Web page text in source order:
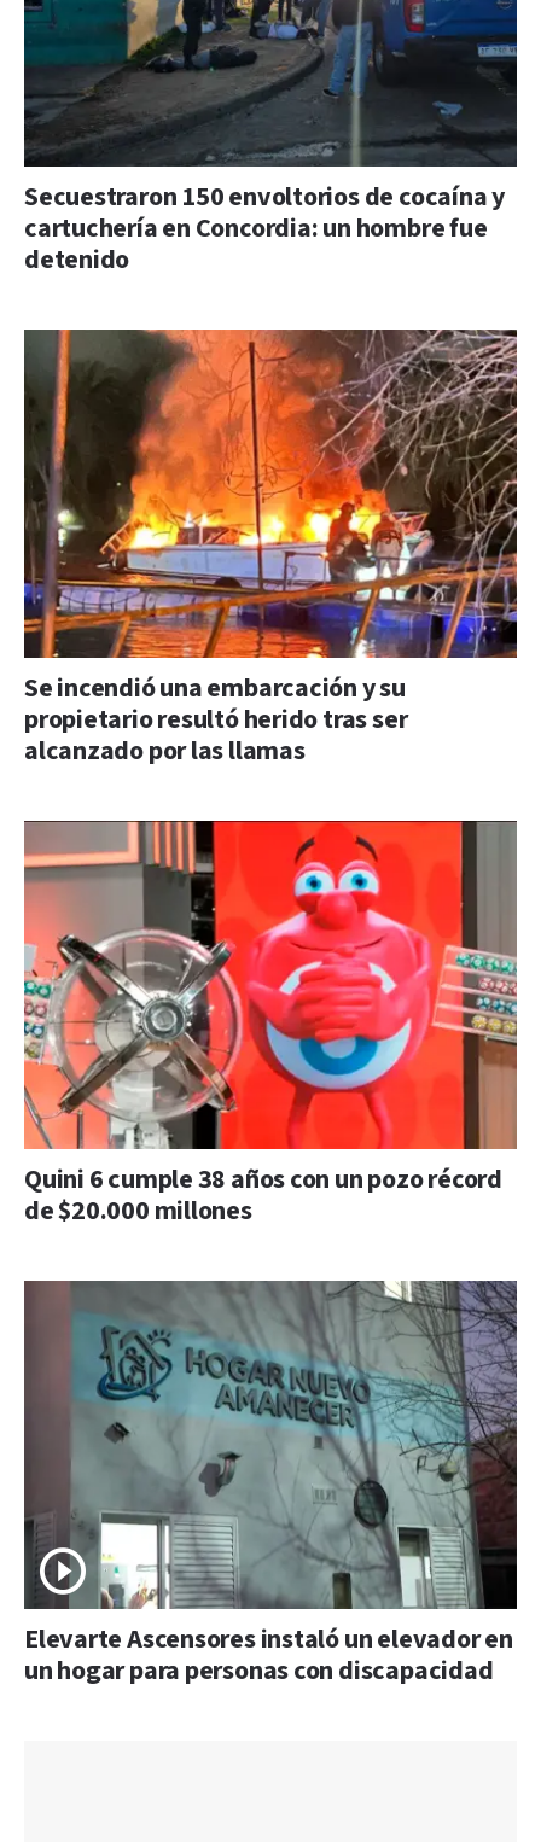
Secuestraron 150 envoltorios de cocaína y
cartuchería en Concordia: un hombre fue
detenido
Se incendió una embarcación y su
propietario resultó herido tras ser
alcanzado por las llamas
Quini 6 cumple 38 años con un pozo récord
de $20.000 millones
Elevarte Ascensores instaló un elevador en
un hogar para personas con discapacidad